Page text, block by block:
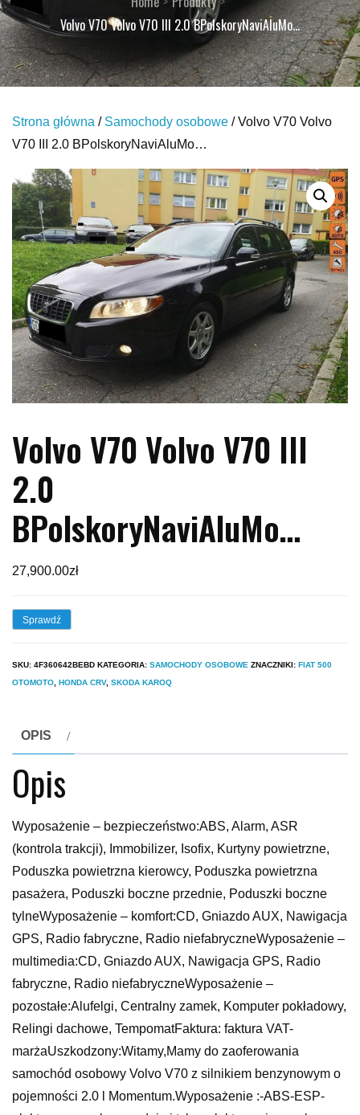
Volvo V70 Volvo V70 III 2.0 BPolskoryNaviAluMo…
Strona główna / Samochody osobowe / Volvo V70 Volvo
V70 III 2.0 BPolskoryNaviAluMo…
Volvo V70 Volvo V70 III
2.0
BPolskoryNaviAluMo…
27,900.00zł
Sprawdź
SKU: 4F360642BEBD KATEGORIA: SAMOCHODY OSOBOWE ZNACZNIKI: FIAT 500
OTOMOTO HONDA CRV, SKODA KAROQ
OPIS
Opis
Wyposażenie – bezpieczeństwo:ABS, Alarm, ASR
(kontrola trakcji), Immobilizer, Isofix, Kurtyny powietrzne,
Poduszka powietrzna kierowcy, Poduszka powietrzna
pasażera, Poduszki boczne przednie, Poduszki boczne
tylneWyposażenie – komfort:CD, Gniazdo AUX, Nawigacja
GPS, Radio fabryczne, Radio niefabryczneWyposażenie –
multimedia:CD, Gniazdo AUX, Nawigacja GPS, Radio
fabryczne, Radio niefabryczneWyposażenie –
pozostałe:Alufelgi, Centralny zamek, Komputer pokładowy,
Relingi dachowe, TempomatFaktura: faktura VAT-
marżaUszkodzony:Witamy,Mamy do zaoferowania
samochód osobowy Volvo V70 z silnikiem benzynowym o
pojemności 2.0 l Momentum.Wyposażenie :-ABS-ESP-